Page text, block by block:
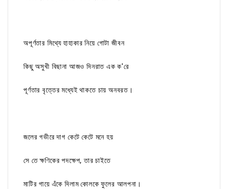
অপূর্ণতার মিথ্যে হাহাকার নিয়ে গোটা জীবন
কিছু অসুখী বিছানা আজও দিনরাত এক ক'রে
পূর্ণতার বৃত্তের মধ্যেই থাকতে চায় অনবরত।
জলের গভীরে দাগ কেটে কেটে মনে হয়
সে তে ক্ষণিকের পদক্ষেপ, তার চাইতে
মাটির গায়ে এঁকে দিলাম কোলকে ফুলের আলপনা।